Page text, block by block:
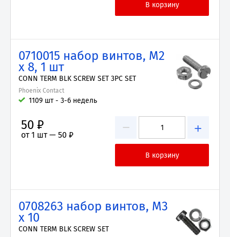
0710015 набор винтов, M2
x 8, 1 шт
CONN TERM BLK SCREW SET 3PC SET
Phoenix Contact
1109 шт - 3-6 недель
− +
50 ₽
от 1 шт — 50 ₽
0708263 набор винтов, M3
x 10
CONN TERM BLK SCREW SET